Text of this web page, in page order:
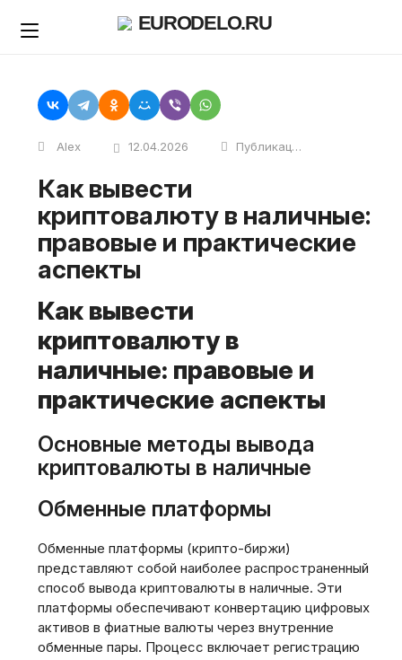
EURODELO.RU
Alex 12.04.2026 Публикации
Как вывести
криптовалюту в наличные:
правовые и практические
аспекты
Как вывести
криптовалюту в
наличные: правовые и
практические аспекты
Основные методы вывода
криптовалюты в наличные
Обменные платформы
Обменные платформы (крипто-биржи)
представляют собой наиболее распространенный
способ вывода криптовалюты в наличные. Эти
платформы обеспечивают конвертацию цифровых
активов в фиатные валюты через внутренние
обменные пары. Процесс включает регистрацию